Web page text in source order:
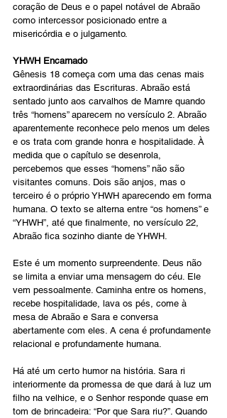
coração de Deus e o papel notável de Abraão
como intercessor posicionado entre a
misericórdia e o julgamento.
YHWH Encarnado
Gênesis 18 começa com uma das cenas mais
extraordinárias das Escrituras. Abraão está
sentado junto aos carvalhos de Mamre quando
três “homens” aparecem no versículo 2. Abraão
aparentemente reconhece pelo menos um deles
e os trata com grande honra e hospitalidade. À
medida que o capítulo se desenrola,
percebemos que esses “homens” não são
visitantes comuns. Dois são anjos, mas o
terceiro é o próprio YHWH aparecendo em forma
humana. O texto se alterna entre “os homens” e
“YHWH”, até que finalmente, no versículo 22,
Abraão fica sozinho diante de YHWH.
Este é um momento surpreendente. Deus não
se limita a enviar uma mensagem do céu. Ele
vem pessoalmente. Caminha entre os homens,
recebe hospitalidade, lava os pés, come à
mesa de Abraão e Sara e conversa
abertamente com eles. A cena é profundamente
relacional e profundamente humana.
Há até um certo humor na história. Sara ri
interiormente da promessa de que dará à luz um
filho na velhice, e o Senhor responde quase em
tom de brincadeira: “Por que Sara riu?”. Quando